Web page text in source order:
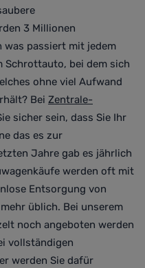
3 Millionen
was passiert mit jedem
Schrottauto, bei dem sich
ohne viel Aufwand
Bei Zentrale-
sicher sein, dass Sie Ihr
das es zur
Jahre gab es jährlich
werden oft mit
Entsorgung von
üblich. Bei unserem
noch angeboten werden
vollständigen
werden Sie dafür